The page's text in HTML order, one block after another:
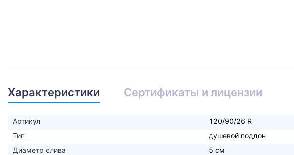
Характеристики Сертификаты и лицензии
Артикул
120/90/26 R
Тип
душевой поддон
Диаметр слива
5 см